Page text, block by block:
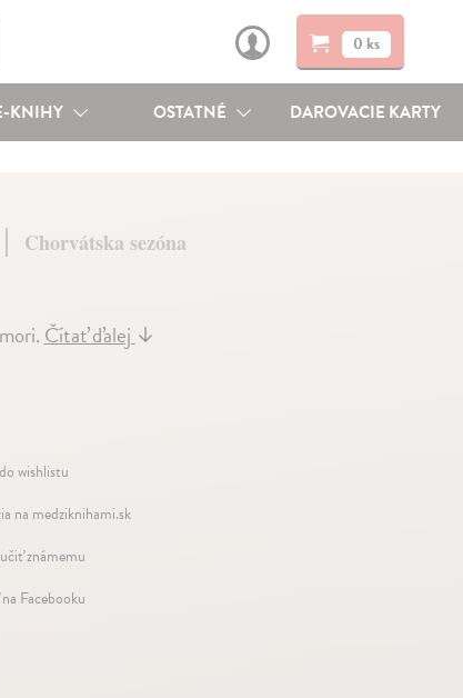
0 ks
KNIHY OSTATNÉ DAROVACIE KARTY
Chorvátska sezóna
Čítať ďalej↓
wishlistu
na medziknihami.sk
známemu
Facebooku